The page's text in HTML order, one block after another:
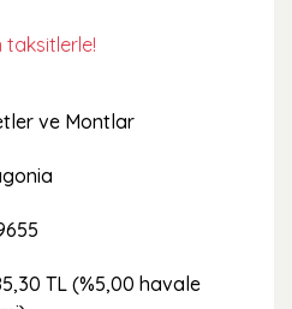
taksitlerle!
ve Montlar
TL (%5,00 havale